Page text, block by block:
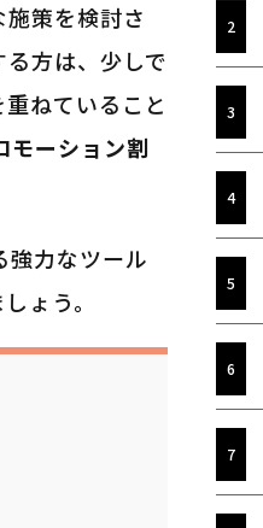
策を検討さ
方は、少しで
ねていること
ーション割
力なツール
ょう。